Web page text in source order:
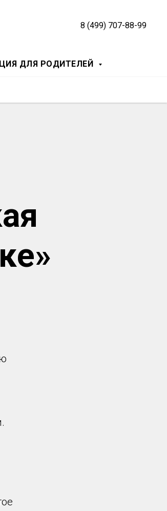
8 (499) 707-88-99
ДЛЯ РОДИТЕЛЕЙ